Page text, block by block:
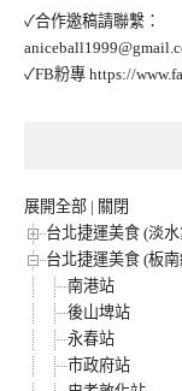
✓合作邀稿請聯繫：
✓FB粉專 https://
展開全部 | 關閉
台北捷運美食 (淡
台北捷運美食 (板
南港站
後山埤站
永春站
市政府站